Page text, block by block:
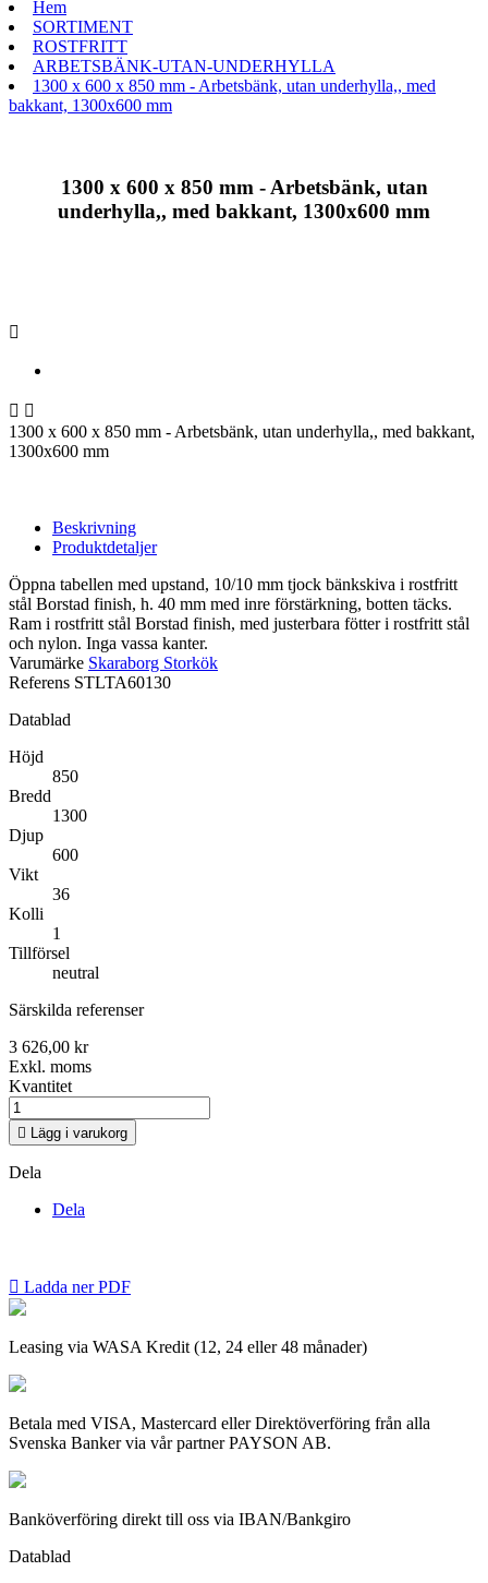
Hem
SORTIMENT
ROSTFRITT
ARBETSBÄNK-UTAN-UNDERHYLLA
1300 x 600 x 850 mm - Arbetsbänk, utan underhylla,, med
bakkant, 1300x600 mm
1300 x 600 x 850 mm - Arbetsbänk, utan
underhylla,, med bakkant, 1300x600 mm

 
1300 x 600 x 850 mm - Arbetsbänk, utan underhylla,, med bakkant,
1300x600 mm
Beskrivning
Produktdetaljer
Öppna tabellen med upstand, 10/10 mm tjock bänkskiva i rostfritt
stål Borstad finish, h. 40 mm med inre förstärkning, botten täcks.
Ram i rostfritt stål Borstad finish, med justerbara fötter i rostfritt stål
och nylon. Inga vassa kanter.
Varumärke Skaraborg Storkök
Referens STLTA60130
Datablad
Höjd
850
Bredd
1300
Djup
600
Vikt
36
Kolli
1
Tillförsel
neutral
Särskilda referenser
3 626,00 kr
Exkl. moms
Kvantitet
 Lägg i varukorg
Dela
Dela
 Ladda ner PDF
Leasing via WASA Kredit (12, 24 eller 48 månader)
Betala med VISA, Mastercard eller Direktöverföring från alla
Svenska Banker via vår partner PAYSON AB.
Banköverföring direkt till oss via IBAN/Bankgiro
Datablad